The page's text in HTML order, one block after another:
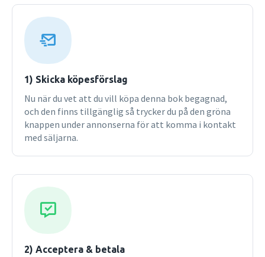
banner, chickenrace, debriefing, lame duck, loser, portfolio,
sitcom, trafficking. Bonniers svenska ordbok är en bok man
använder, umgås med, rådfrågar och framför allt nöter ut.
Ta tag i orden, erövra dem! Orden är dina!
1) Skicka köpesförslag
Nu när du vet att du vill köpa denna bok begagnad,
och den finns tillgänglig så trycker du på den gröna
knappen under annonserna för att komma i kontakt
med säljarna.
2) Acceptera & betala